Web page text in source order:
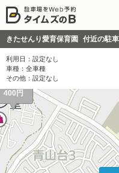
きたせんり愛育保育園 付近の駐
利用日： 設定なし
車種： 全車種
その他： 設定なし
400円